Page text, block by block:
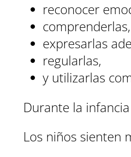
reconocer
comprenderlas,
expresarlas
regularlas,
y utilizarlas
Durante la
Los niños sienten